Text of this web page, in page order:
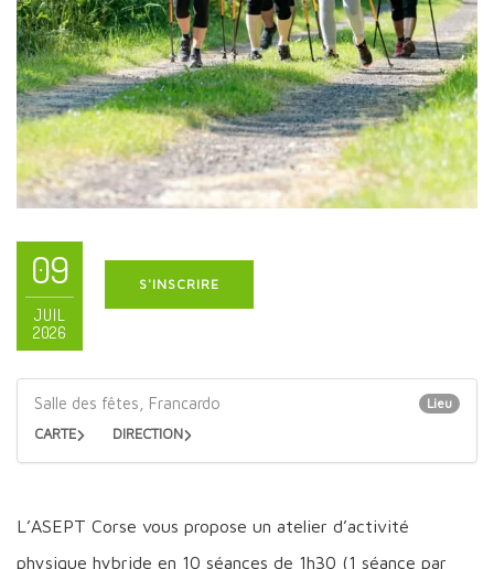
09
JUIL
2026
S'INSCRIRE
Salle des fêtes, Francardo Lieu
CARTE DIRECTION
L’ASEPT Corse vous propose un atelier d’activité
physique hybride en 10 séances de 1h30 (1 séance par